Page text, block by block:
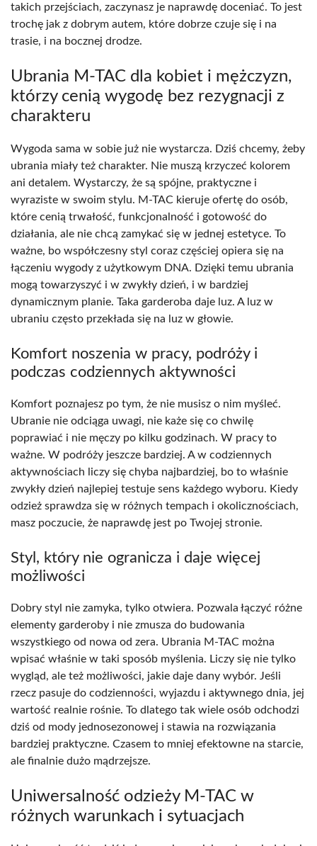
takich przejściach, zaczynasz je naprawdę doceniać. To jest
trochę jak z dobrym autem, które dobrze czuje się i na
trasie, i na bocznej drodze.
Ubrania M-TAC dla kobiet i mężczyzn,
którzy cenią wygodę bez rezygnacji z
charakteru
Wygoda sama w sobie już nie wystarcza. Dziś chcemy, żeby
ubrania miały też charakter. Nie muszą krzyczeć kolorem
ani detalem. Wystarczy, że są spójne, praktyczne i
wyraziste w swoim stylu. M-TAC kieruje ofertę do osób,
które cenią trwałość, funkcjonalność i gotowość do
działania, ale nie chcą zamykać się w jednej estetyce. To
ważne, bo współczesny styl coraz częściej opiera się na
łączeniu wygody z użytkowym DNA. Dzięki temu ubrania
mogą towarzyszyć i w zwykły dzień, i w bardziej
dynamicznym planie. Taka garderoba daje luz. A luz w
ubraniu często przekłada się na luz w głowie.
Komfort noszenia w pracy, podróży i
podczas codziennych aktywności
Komfort poznajesz po tym, że nie musisz o nim myśleć.
Ubranie nie odciąga uwagi, nie każe się co chwilę
poprawiać i nie męczy po kilku godzinach. W pracy to
ważne. W podróży jeszcze bardziej. A w codziennych
aktywnościach liczy się chyba najbardziej, bo to właśnie
zwykły dzień najlepiej testuje sens każdego wyboru. Kiedy
odzież sprawdza się w różnych tempach i okolicznościach,
masz poczucie, że naprawdę jest po Twojej stronie.
Styl, który nie ogranicza i daje więcej
możliwości
Dobry styl nie zamyka, tylko otwiera. Pozwala łączyć różne
elementy garderoby i nie zmusza do budowania
wszystkiego od nowa od zera. Ubrania M-TAC można
wpisać właśnie w taki sposób myślenia. Liczy się nie tylko
wygląd, ale też możliwości, jakie daje dany wybór. Jeśli
rzecz pasuje do codzienności, wyjazdu i aktywnego dnia, jej
wartość realnie rośnie. To dlatego tak wiele osób odchodzi
dziś od mody jednosezonowej i stawia na rozwiązania
bardziej praktyczne. Czasem to mniej efektowne na starcie,
ale finalnie dużo mądrzejsze.
Uniwersalność odzieży M-TAC w
różnych warunkach i sytuacjach